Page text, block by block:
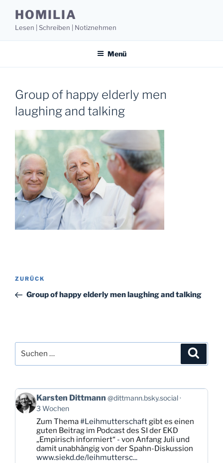
Inhalt
springen
HOMILIA
Lesen | Schreiben | Notiznehmen
Menü
Group of happy elderly men
laughing and talking
Beitragsnavigation
Vorheriger
Beitrag
ZURÜCK
Group of happy elderly men laughing and talking
nach:
Beitrag
von
Karsten
Dittmann
Bluesky
ansehen
Karsten Dittmann @dittmann.bsky.social
3 Wochen
Zum Thema#Leihmutterschaftgibt es einen
guten Beitrag im Podcast des SI der EKD
„Empirisch informiert“ - von Anfang Juli und
damit unabhängig von der Spahn-Diskussion
www.siekd.de/leihmuttersc...